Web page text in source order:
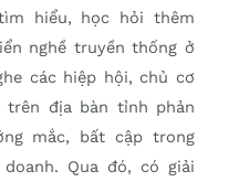
hiểu, học hỏi thêm
nghề truyền thống ở
các hiệp hội, chủ cơ
trên địa bàn tỉnh phản
mắc, bất cập trong
Qua đó, có giải